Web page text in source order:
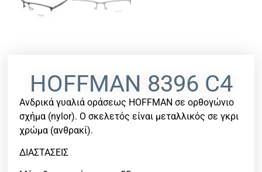
HOFFMAN 8396 C4
Ανδρικά γυαλιά οράσεως HOFFMAN σε ορθογώνιο
σχήμα (nylor). Ο σκελετός είναι μεταλλικός σε γκρι
χρώμα (ανθρακί).
ΔΙΑΣΤΑΣΕΙΣ